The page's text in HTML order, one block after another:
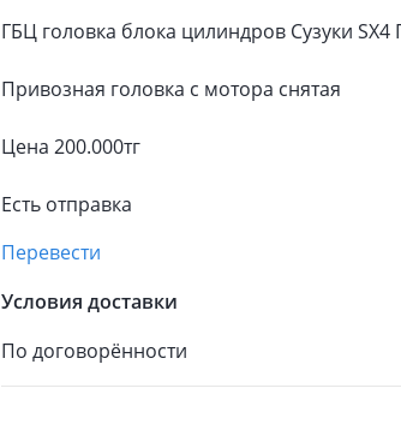
ГБЦ головка блока цилиндров Сузуки SX4
Привозная головка с мотора снятая
Цена 200.000тг
Есть отправка
Перевести
Условия доставки
По договорённости